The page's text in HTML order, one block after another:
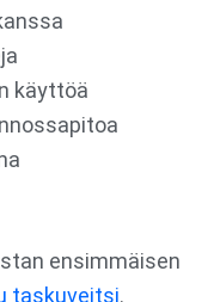
käyttöä
ensimmäisen
taskuveitsi.